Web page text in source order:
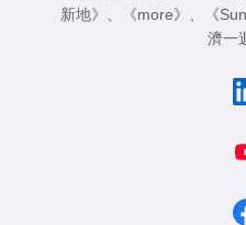
新地》
《more》 《
濟一